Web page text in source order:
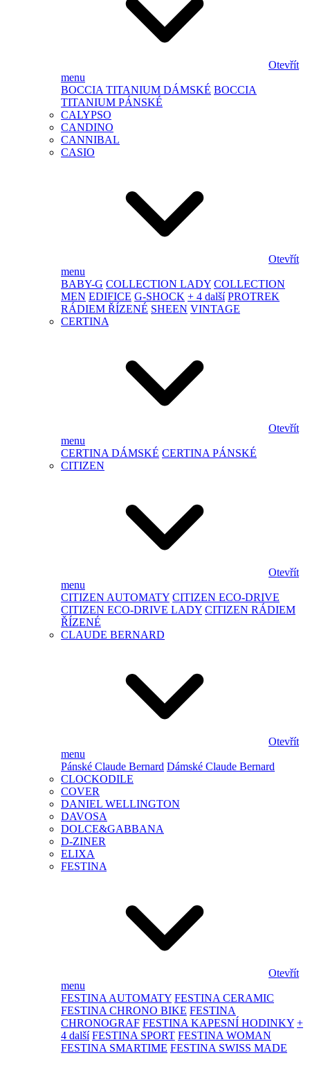
Otevřít
menu
BOCCIA TITANIUM DÁMSKÉ BOCCIA
TITANIUM PÁNSKÉ
CALYPSO
CANDINO
CANNIBAL
CASIO
Otevřít
menu
BABY-G COLLECTION LADY COLLECTION
MEN EDIFICE G-SHOCK + 4 další PROTREK
RÁDIEM ŘÍZENÉ SHEEN VINTAGE
CERTINA
Otevřít
menu
CERTINA DÁMSKÉ CERTINA PÁNSKÉ
CITIZEN
Otevřít
menu
CITIZEN AUTOMATY CITIZEN ECO-DRIVE
CITIZEN ECO-DRIVE LADY CITIZEN RÁDIEM
ŘÍZENÉ
CLAUDE BERNARD
Otevřít
menu
Pánské Claude Bernard Dámské Claude Bernard
CLOCKODILE
COVER
DANIEL WELLINGTON
DAVOSA
DOLCE&GABBANA
D-ZINER
ELIXA
FESTINA
Otevřít
menu
FESTINA AUTOMATY FESTINA CERAMIC
FESTINA CHRONO BIKE FESTINA
CHRONOGRAF FESTINA KAPESNÍ HODINKY +
4 další FESTINA SPORT FESTINA WOMAN
FESTINA SMARTIME FESTINA SWISS MADE